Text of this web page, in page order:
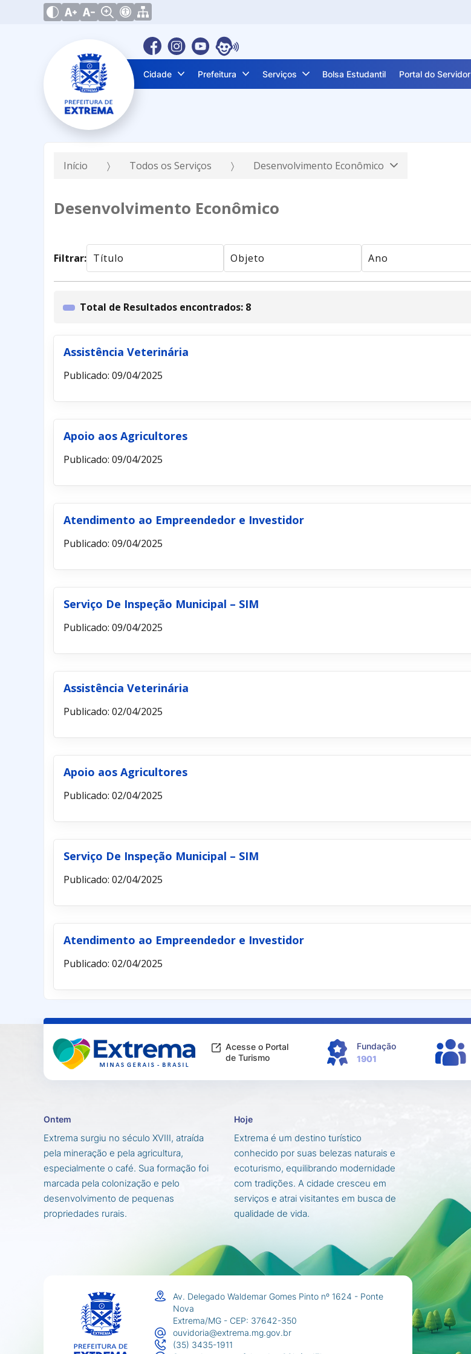
Cidade Prefeitura Serviços Bolsa Estudantil Portal do Servidor
Início Todos os Serviços Desenvolvimento Econômico
Desenvolvimento Econômico
Filtrar:
Total de Resultados encontrados: 8
Assistência Veterinária
Publicado: 09/04/2025
Apoio aos Agricultores
Publicado: 09/04/2025
Atendimento ao Empreendedor e Investidor
Publicado: 09/04/2025
Serviço De Inspeção Municipal – SIM
Publicado: 09/04/2025
Assistência Veterinária
Publicado: 02/04/2025
Apoio aos Agricultores
Publicado: 02/04/2025
Serviço De Inspeção Municipal – SIM
Publicado: 02/04/2025
Atendimento ao Empreendedor e Investidor
Publicado: 02/04/2025
Acesse o Portal
de Turismo
Fundação
1901
Ontem
Extrema surgiu no século XVIII, atraída
pela mineração e pela agricultura,
especialmente o café. Sua formação foi
marcada pela colonização e pelo
desenvolvimento de pequenas
propriedades rurais.
Hoje
Extrema é um destino turístico
conhecido por suas belezas naturais e
ecoturismo, equilibrando modernidade
com tradições. A cidade cresceu em
serviços e atrai visitantes em busca de
qualidade de vida.
Av. Delegado Waldemar Gomes Pinto nº 1624 - Ponte
Nova
Extrema/MG - CEP: 37642-350
ouvidoria@extrema.mg.gov.br
(35) 3435-1911